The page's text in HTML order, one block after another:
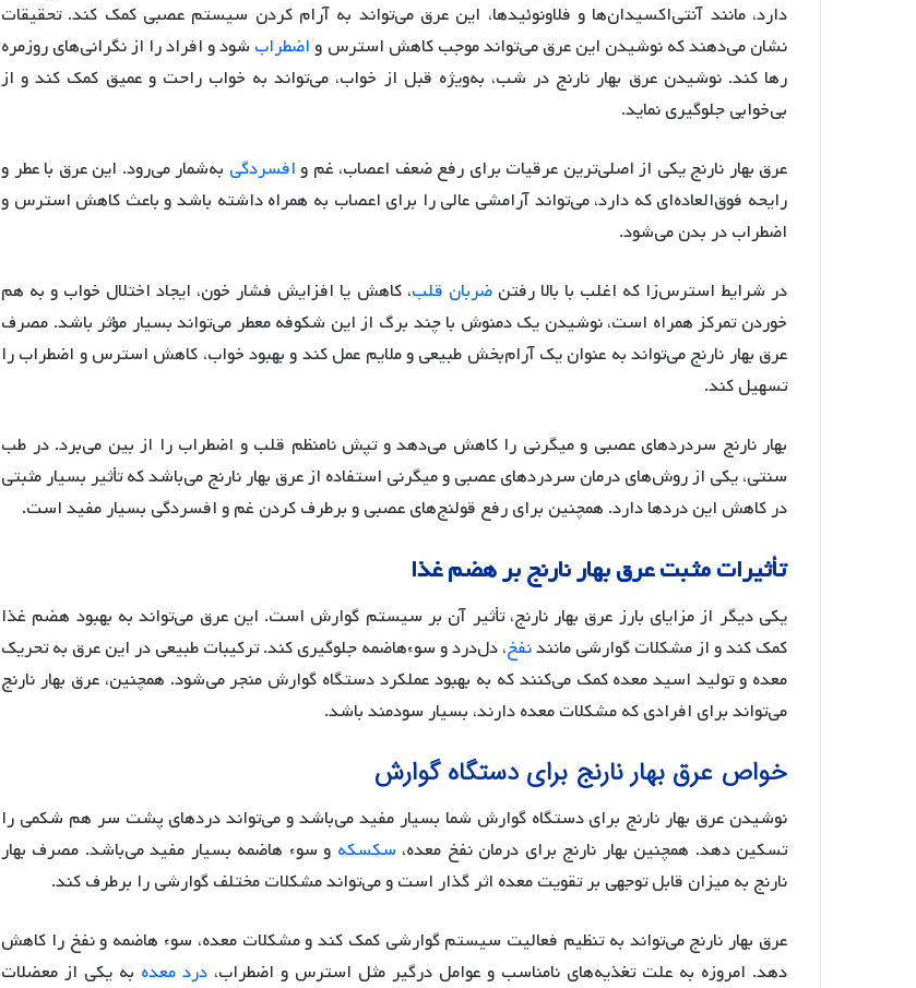
دارد، مانند آنتی‌اکسیدان‌ها و فلاونوئیدها، این عرق می‌تواند به آرام کردن سیستم عصبی کمک کند. تحقیقات
نشان می‌دهند که نوشیدن این عرق می‌تواند موجب کاهش استرس واضطراب شود و افراد را از نگرانی‌های روزمره
رها کند. نوشیدن عرق بهار نارنج در شب، به‌ویژه قبل از خواب، می‌تواند به خواب راحت و عمیق کمک کند و از
بی‌خوابی جلوگیری نماید.
عرق بهار نارنج یکی از اصلی‌ترین عرقیات برای رفع ضعف اعصاب، غم وافسردگی به‌شمار می‌رود. این عرق با عطر و
رایحه فوق‌العاده‌ای که دارد، می‌تواند آرامشی عالی را برای اعصاب به همراه داشته باشد و باعث کاهش استرس و
اضطراب در بدن می‌شود.
در شرایط استرس‌زا که اغلب با بالا رفتنضربان قلب، کاهش یا افزایش فشار خون، ایجاد اختلال خواب و به هم
خوردن تمرکز همراه است، نوشیدن یک دمنوش با چند برگ از این شکوفه معطر می‌تواند بسیار مؤثر باشد. مصرف
عرق بهار نارنج می‌تواند به عنوان یک آرام‌بخش طبیعی و ملایم عمل کند و بهبود خواب، کاهش استرس و اضطراب را
تسهیل کند.
بهار نارنج سردرد‌های عصبی و میگرنی را کاهش می‌دهد و تپش نامنظم قلب و اضطراب را از بین می‌برد. در طب
سنتی، یکی از روش‌های درمان سردردهای عصبی و میگرنی استفاده از عرق بهار نارنج می‌باشد که تأثیر بسیار مثبتی
در کاهش این دردها دارد. همچنین برای رفع قولنج‌های عصبی و برطرف کردن غم و افسردگی بسیار مفید است.
تأثیرات مثبت عرق بهار نارنج بر هضم غذا
یکی دیگر از مزایای بارز عرق بهار نارنج، تأثیر آن بر سیستم گوارش است. این عرق می‌تواند به بهبود هضم غذا
کمک کند و از مشکلات گوارشی مانندنفخ، دل‌درد و سوءهاضمه جلوگیری کند. ترکیبات طبیعی در این عرق به تحریک
معده و تولید اسید معده کمک می‌کنند که به بهبود عملکرد دستگاه گوارش منجر می‌شود. همچنین، عرق بهار نارنج
می‌تواند برای افرادی که مشکلات معده دارند، بسیار سودمند باشد.
خواص عرق بهار نارنج برای دستگاه گوارش
نوشیدن عرق بهار نارنج برای دستگاه گوارش شما بسیار مفید می‌باشد و می‌تواند درد‌های پشت سر هم شکمی را
تسکین دهد. همچنین بهار نارنج برای درمان نفخ معده، سکسکه و سوء هاضمه بسیار مفید می‌باشد. مصرف بهار
نارنج به میزان قابل توجهی بر تقویت معده اثر گذار است و می‌تواند مشکلات مختلف گوارشی را برطرف کند.
عرق بهار نارنج می‌تواند به تنظیم فعالیت سیستم گوارشی کمک کند و مشکلات معده، سوء هاضمه و نفخ را کاهش
دهد. امروزه به علت تغذیه‌های نامناسب و عوامل درگیر مثل استرس و اضطراب، درد معده به یکی از معضلات